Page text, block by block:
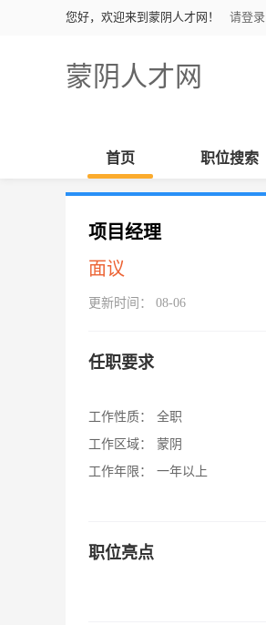
您好，欢迎来到蒙阴人才网！ 请登录
蒙阴人才网
首页 职位搜索
项目经理
面议
更新时间： 08-06
任职要求
工作性质：
全职
工作区域：
蒙阴
工作年限：
一年以上
职位亮点